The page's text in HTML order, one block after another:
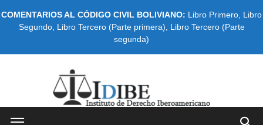
COMENTARIOS AL CÓDIGO CIVIL BOLIVIANO: Libro Primero Libro
Segundo, Libro Tercero (Parte primera)
Libro Tercero (Parte
segunda)